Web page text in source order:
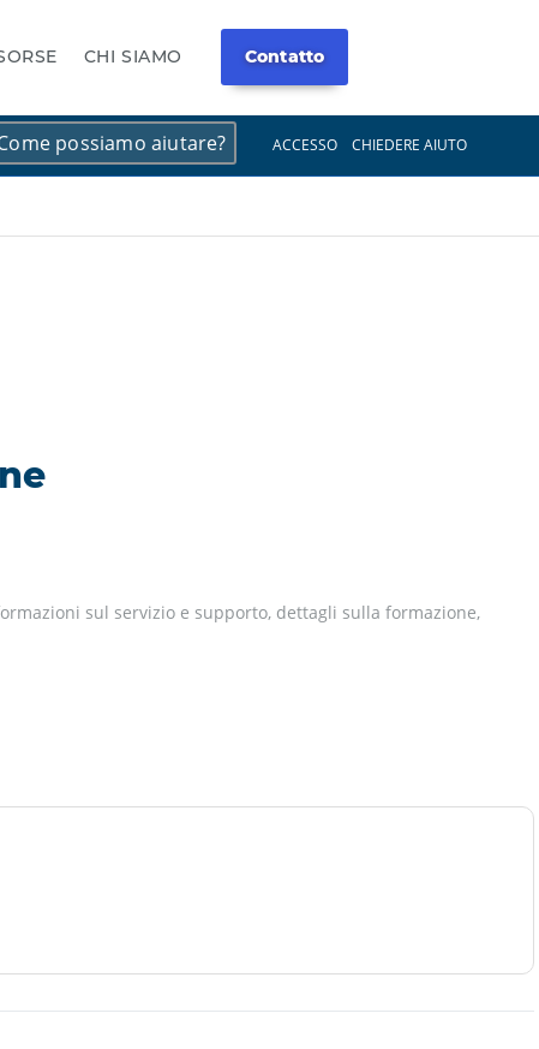
CHI SIAMO Contatto
ACCESSO CHIEDERE AIUTO
sul servizio e supporto, dettagli sulla formazione,